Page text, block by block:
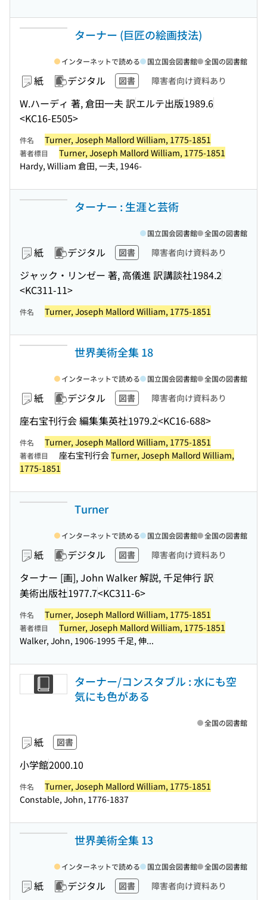
ターナー (巨匠の絵画技法)
紙 デジタル 図書 障害者向け資料あり
W.ハーディ 著, 倉田一夫 訳エルテ出版1989.6
<KC16-E505>
インターネットで読める 国立国会図書館 全国の図書館
件名 Turner, Joseph Mallord William, 1775-1851
著者標目
Turner, Joseph Mallord William, 1775-1851
Hardy, William 倉田, 一夫, 1946-
ターナー : 生涯と芸術
紙 デジタル 図書 障害者向け資料あり
ジャック・リンゼー 著, 高儀進 訳講談社1984.2
<KC311-11>
国立国会図書館 全国の図書館
件名 Turner, Joseph Mallord William, 1775-1851
世界美術全集 18
紙 デジタル 図書 障害者向け資料あり
座右宝刊行会 編集集英社1979.2<KC16-688>
インターネットで読める 国立国会図書館 全国の図書館
件名 Turner, Joseph Mallord William, 1775-1851
著者標目 座右宝刊行会Turner, Joseph Mallord William,
1775-1851
Turner
紙 デジタル 図書 障害者向け資料あり
ターナー [画], John Walker 解説, 千足伸行 訳
美術出版社1977.7<KC311-6>
インターネットで読める 国立国会図書館 全国の図書館
件名 Turner, Joseph Mallord William, 1775-1851
著者標目
Turner, Joseph Mallord William, 1775-1851
Walker, John, 1906-1995 千足, 伸...
ターナー/コンスタブル : 水にも空
気にも色がある
紙 図書
小学館2000.10
全国の図書館
件名
Turner, Joseph Mallord William, 1775-1851
Constable, John, 1776-1837
世界美術全集 13
紙 デジタル 図書 障害者向け資料あり
インターネットで読める 国立国会図書館 全国の図書館